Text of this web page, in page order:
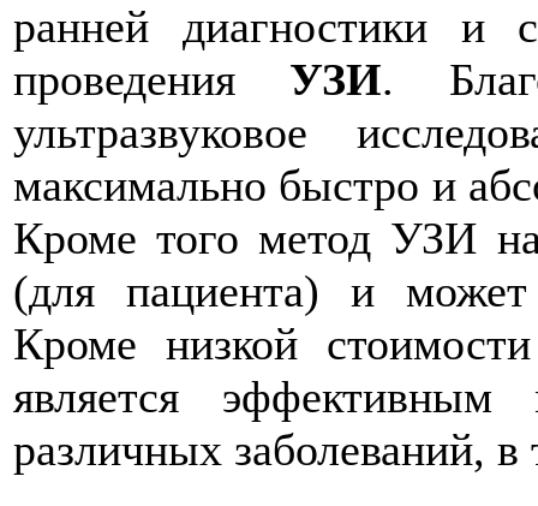
ранней диагностики и
проведения УЗИ.
ультразвуковое
максимально быстро и
Кроме того метод УЗИ
(для пациента) и может
Кроме низкой
является эффективным
различных заболеваний,